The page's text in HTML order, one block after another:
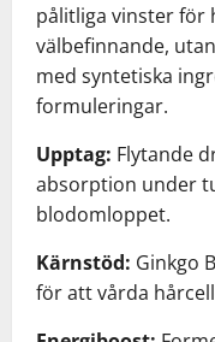
pålitliga vinster för
välbefinnande,
med syntetiska
formuleringar.
Upptag: Flytande
absorption under
blodomloppet.
Kärnstöd: Ginkgo
för att vårda